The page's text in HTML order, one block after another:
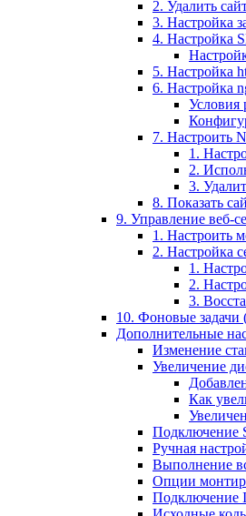
2. Удалить
3. Настройка
4. Настройка
5. Настройка
6. Настройка
Условия
7. Настроить
1.
2.
3.
8. Показать
9. Управление веб-
1. Настроить
2. Настройка
1.
2.
3.
10. Фоновые задачи
Дополнительные
Изменение
Увеличение
Как
Подключение
Ручная
Выполнение
Опции
Подключение